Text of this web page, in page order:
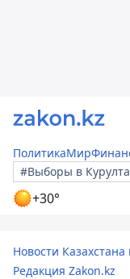
ПолитикаМир
#Выборы в
+30°
Новости
Редакция Zakon.kz